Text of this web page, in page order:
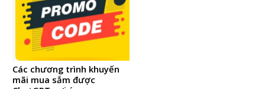
Các chương trình khuyến
mãi mua sắm được